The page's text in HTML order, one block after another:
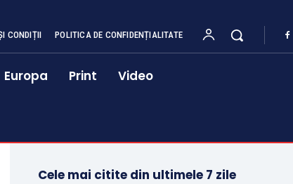
CONDIȚII POLITICA DE CONFIDENȚIALITATE
Europa Print Video
Cele mai citite din ultimele 7 zile